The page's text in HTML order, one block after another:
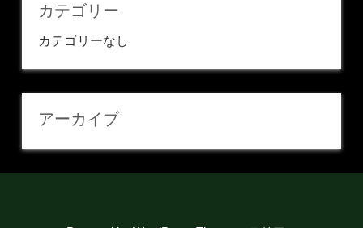
カテゴリー
カテゴリーなし
アーカイブ